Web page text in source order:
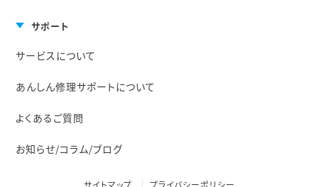
サポート
サービスについて
あんしん修理サポートについて
よくあるご質問
お知らせ/コラム/ブログ
サイトマップ プライバシーポリシー